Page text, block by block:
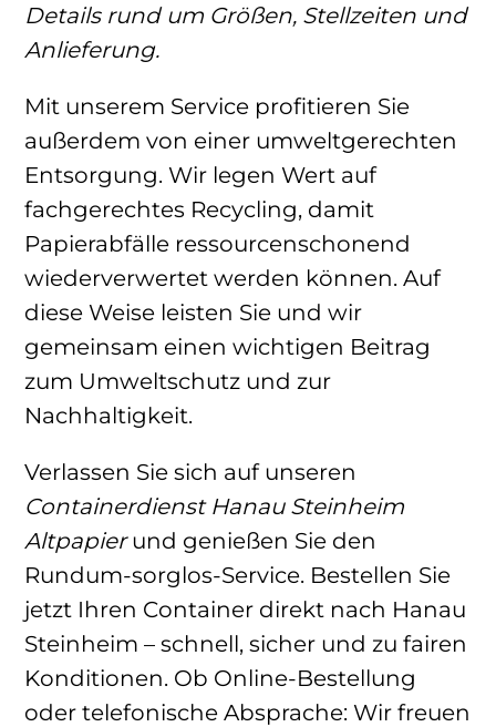
Details rund um Größen, Stellzeiten und
Anlieferung.
Mit unserem Service profitieren Sie
außerdem von einer umweltgerechten
Entsorgung. Wir legen Wert auf
fachgerechtes Recycling, damit
Papierabfälle ressourcenschonend
wiederverwertet werden können. Auf
diese Weise leisten Sie und wir
gemeinsam einen wichtigen Beitrag
zum Umweltschutz und zur
Nachhaltigkeit.
Verlassen Sie sich auf unseren
Containerdienst Hanau Steinheim
Altpapierund genießen Sie den
Rundum-sorglos-Service. Bestellen Sie
jetzt Ihren Container direkt nach Hanau
Steinheim – schnell, sicher und zu fairen
Konditionen. Ob Online-Bestellung
oder telefonische Absprache: Wir freuen